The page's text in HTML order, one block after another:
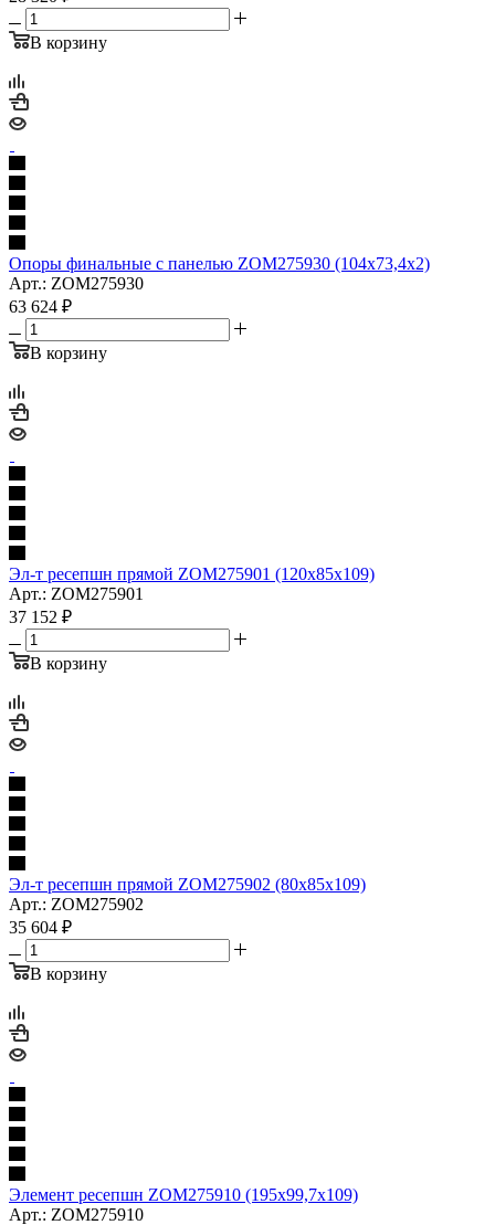
В корзину
Опоры финальные с панелью ZOM275930 (104x73,4x2)
Арт.: ZOM275930
63 624 ₽
В корзину
Эл-т ресепшн прямой ZOM275901 (120x85x109)
Арт.: ZOM275901
37 152 ₽
В корзину
Эл-т ресепшн прямой ZOM275902 (80x85x109)
Арт.: ZOM275902
35 604 ₽
В корзину
Элемент ресепшн ZOM275910 (195x99,7x109)
Арт.: ZOM275910